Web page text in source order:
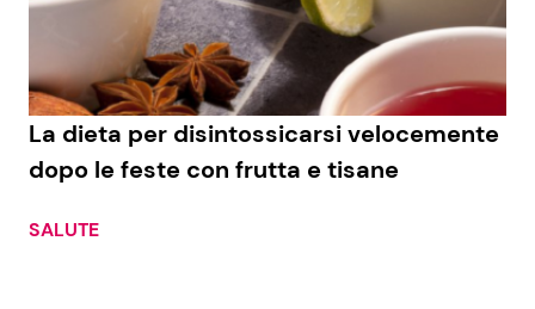
Viaggi e Turismo
Festività
Ricette Facili e Veloci
Ricette Feste
Ricette per Bambini
La dieta per disintossicarsi velocemente
dopo le feste con frutta e tisane
SALUTE